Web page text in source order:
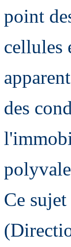
point
cellules
des
Ce